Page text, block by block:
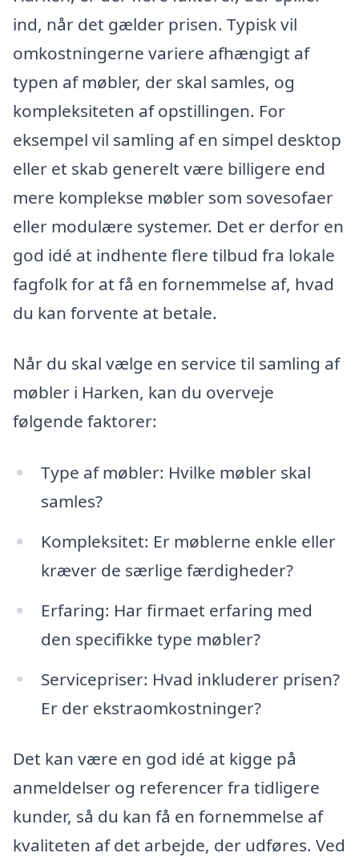
ind, når det gælder prisen. Typisk vil
omkostningerne variere afhængigt af
typen af møbler, der skal samles, og
kompleksiteten af opstillingen. For
eksempel vil samling af en simpel desktop
eller et skab generelt være billigere end
mere komplekse møbler som sovesofaer
eller modulære systemer. Det er derfor en
god idé at indhente flere tilbud fra lokale
fagfolk for at få en fornemmelse af, hvad
du kan forvente at betale.
Når du skal vælge en service til samling af
møbler i Harken, kan du overveje
følgende faktorer:
Type af møbler: Hvilke møbler skal
samles?
Kompleksitet: Er møblerne enkle eller
kræver de særlige færdigheder?
Erfaring: Har firmaet erfaring med
den specifikke type møbler?
Servicepriser: Hvad inkluderer prisen?
Er der ekstraomkostninger?
Det kan være en god idé at kigge på
anmeldelser og referencer fra tidligere
kunder, så du kan få en fornemmelse af
kvaliteten af det arbejde, der udføres. Ved